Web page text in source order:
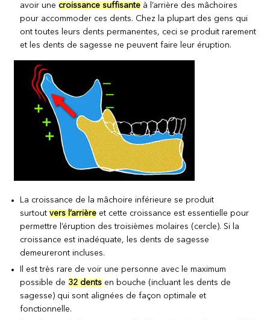
avoir une croissance suffisante à l’arrière des mâchoires
pour accommoder ces dents. Chez la plupart des gens qui
ont toutes leurs dents permanentes, ceci se produit rarement
et les dents de sagesse ne peuvent faire leur éruption.
La croissance de la mâchoire inférieure se produit
surtoutvers l’arrière et cette croissance est essentielle pour
permettre l’éruption des troisièmes molaires (cercle). Si la
croissance est inadéquate, les dents de sagesse
demeureront incluses.
Il est très rare de voir une personne avec le maximum
possible de 32 dents en bouche (incluant les dents de
sagesse) qui sont alignées de façon optimale et
fonctionnelle.